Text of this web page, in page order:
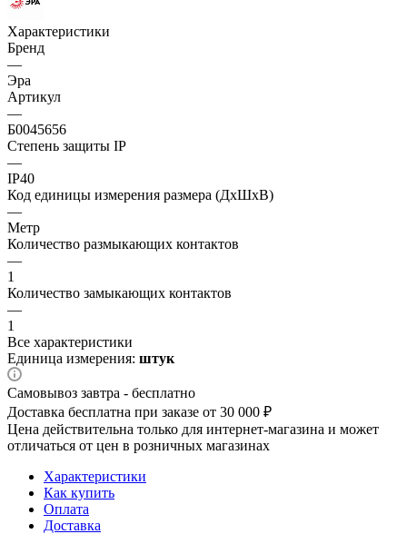
Характеристики
Бренд
—
Эра
Артикул
—
Б0045656
Степень защиты IP
—
IP40
Код единицы измерения размера (ДхШхВ)
—
Метр
Количество размыкающих контактов
—
1
Количество замыкающих контактов
—
1
Все характеристики
Единица измерения: штук
Самовывоз завтра - бесплатно
Доставка бесплатна при заказе от 30 000 ₽
Цена действительна только для интернет-магазина и может
отличаться от цен в розничных магазинах
Характеристики
Как купить
Оплата
Доставка